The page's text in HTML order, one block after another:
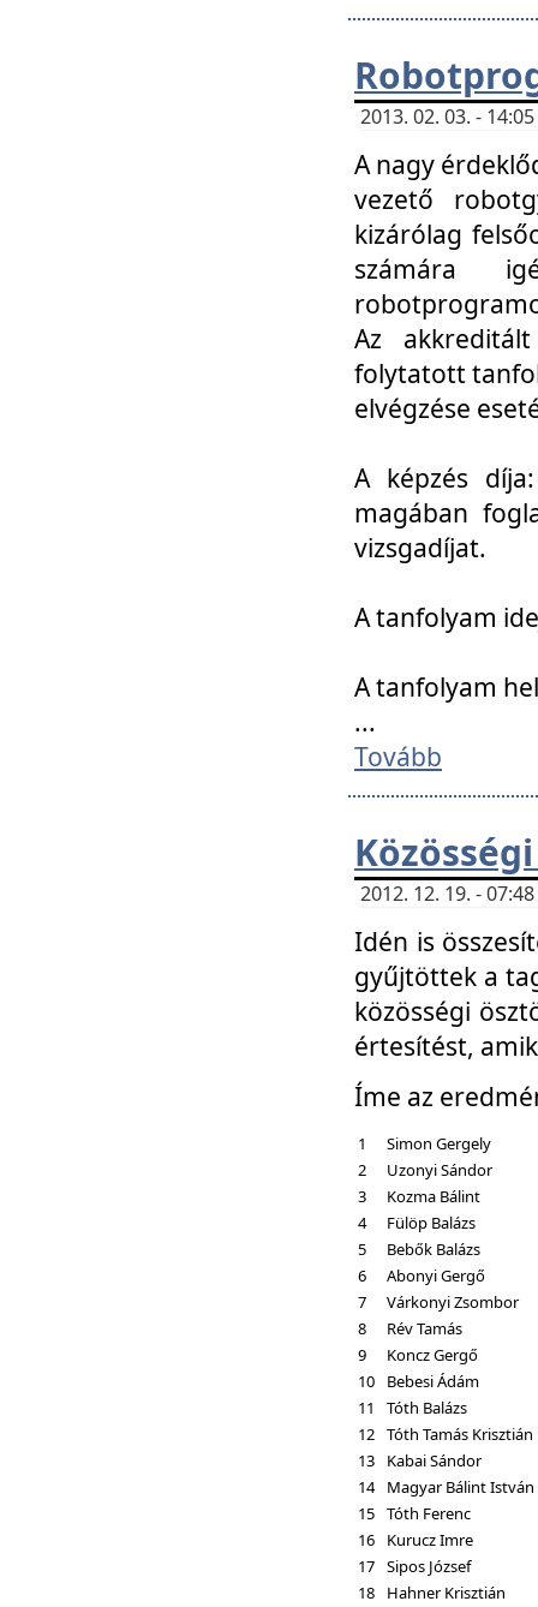
2013. 02. 03. -
A nagy
vezető
kizárólag
számára
Az
folytatott
elvégzése
A képzés
magában
vizsgadíjat.
A tanfolyam
A tanfolyam
...
Tovább
2012. 12. 19. -
Idén is
gyűjtöttek a
közösségi
értesítést,
Íme az
1
Simon Gergely
2
Uzonyi Sándor
3
Kozma Bálint
4
Fülöp Balázs
5
Bebők Balázs
6
Abonyi Gergő
7
Várkonyi Zsombor
8
Rév Tamás
9
Koncz Gergő
10
Bebesi Ádám
11
Tóth Balázs
12 Tóth Tamás Krisztián
13
Kabai Sándor
14 Magyar Bálint István
15 Tóth Ferenc
16
Kurucz Imre
17 Sipos József
18
Hahner Krisztián